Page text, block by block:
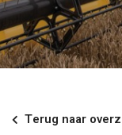
Terug naar